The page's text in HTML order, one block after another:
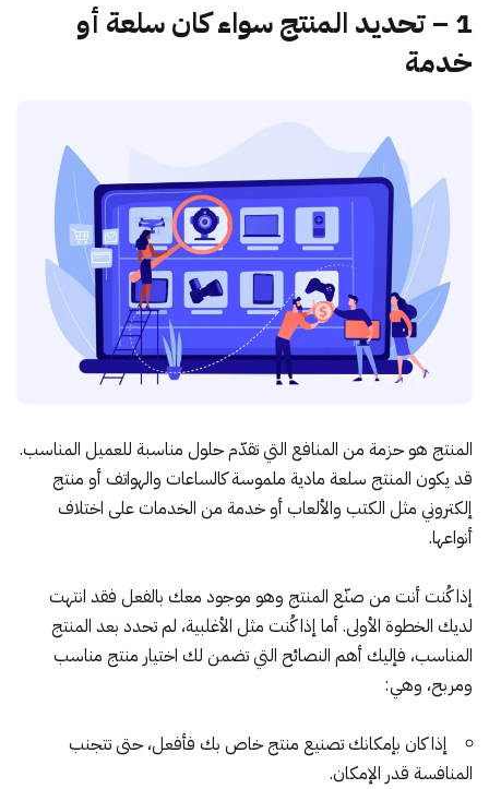
1 – تحديد المنتج سواء كان سلعة أو
خدمة
المنتج هو حزمة من المنافع التي تقدّم حلول مناسبة للعميل المناسب.
قد يكون المنتج سلعة مادية ملموسة كالساعات والهواتف أو منتج
إلكتروني مثل الكتب والألعاب أو خدمة من الخدمات على اختلاف
أنواعها.
إذا كُنت أنت من صنّع المنتج وهو موجود معك بالفعل فقد انتهت
لديك الخطوة الأولى. أما إذا كُنت مثل الأغلبية، لم تحدد بعد المنتج
المناسب، فإليك أهم النصائح التي تضمن لك اختيار منتج مناسب
ومربح، وهي:
إذا كان بإمكانك تصنيع منتج خاص بك فأفعل، حتى تتجنب
المنافسة قدر الإمكان.